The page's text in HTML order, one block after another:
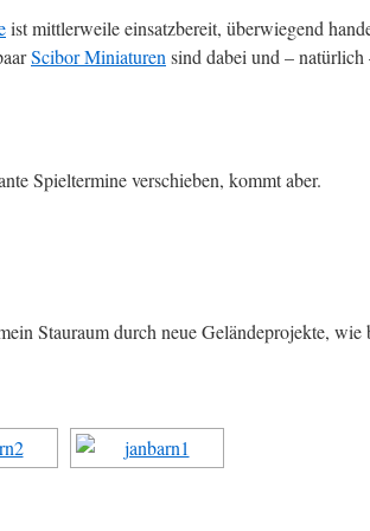
ist mittlerweile einsatzbereit, überwiegend
Scibor Miniaturen sind dabei und – natürlich
Spieltermine verschieben, kommt aber.
Stauraum durch neue Geländeprojekte, wie